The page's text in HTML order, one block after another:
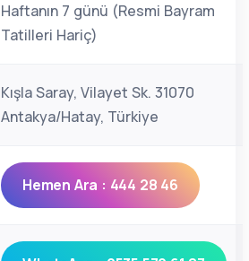
Haftanın 7 günü (Resmi Bayram
Tatilleri Hariç)
Kışla Saray, Vilayet Sk. 31070
Antakya/Hatay, Türkiye
Hemen Ara : 444 28 46